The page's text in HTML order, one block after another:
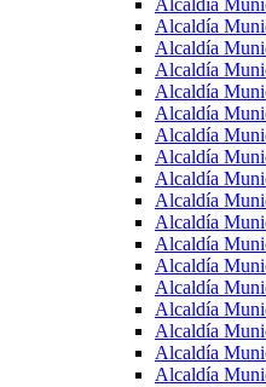
Alcaldía
Alcaldía
Alcaldía
Alcaldía
Alcaldía
Alcaldía
Alcaldía
Alcaldía
Alcaldía
Alcaldía
Alcaldía
Alcaldía
Alcaldía
Alcaldía
Alcaldía
Alcaldía
Alcaldía
Alcaldía